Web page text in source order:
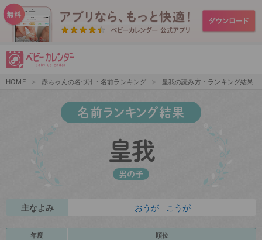
HOME 赤ちゃんの名づけ・名前ランキング 皇我の読み方・ランキング結果
名前ランキング結果
皇我
男の子
主なよみ おうが こうが
年度 順位